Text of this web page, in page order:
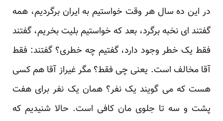
در این ده سال هر وقت خواستیم به ایران برگردیم، همه
گفتند ای نخبه برگرد، بعد که خواستیم بلیت بخریم، گفتند
فقط یک خطر وجود دارد، گفتیم چه خطری؟ گفتند: فقط
آقا مخالف است. یعنی چی فقط؟ مگر غیراز آقا هم کسی
هست که می گویند یک نفر؟ همان یک نفر برای هفت
پشت و سه تا جلوی مان کافی است. حالا شنیدیم که